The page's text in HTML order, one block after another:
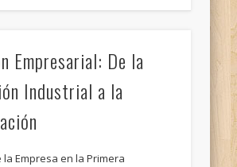
Empresarial: De la
Industrial a la
Empresa en la Primera